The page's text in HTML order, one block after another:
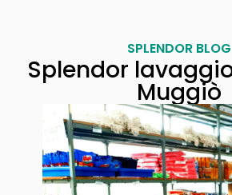
SPLENDOR BLOG
Splendor
Muggiò